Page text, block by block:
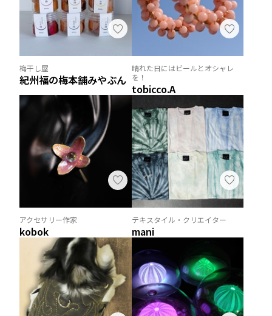
梅干し屋
紀州福の梅本舗みやぶん
晴れた日にはビールとオシャレ
を！
tobicco.A
アクセサリー作家
kobok
テキスタイル・クリエイター
mani